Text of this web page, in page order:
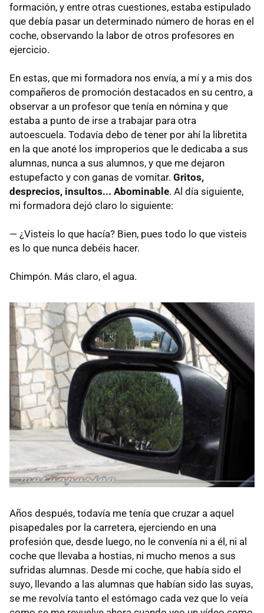
formación, y entre otras cuestiones, estaba estipulado
que debía pasar un determinado número de horas en el
coche, observando la labor de otros profesores en
ejercicio.
En estas, que mi formadora nos envía, a mí y a mis dos
compañeros de promoción destacados en su centro, a
observar a un profesor que tenía en nómina y que
estaba a punto de irse a trabajar para otra
autoescuela. Todavía debo de tener por ahí la libretita
en la que anoté los improperios que le dedicaba a sus
alumnas, nunca a sus alumnos, y que me dejaron
estupefacto y con ganas de vomitar. Gritos,
desprecios, insultos... Abominable. Al día siguiente,
mi formadora dejó claro lo siguiente:
— ¿Visteis lo que hacía? Bien, pues todo lo que visteis
es lo que nunca debéis hacer.
Chimpón. Más claro, el agua.
Años después, todavía me tenía que cruzar a aquel
pisapedales por la carretera, ejerciendo en una
profesión que, desde luego, no le convenía ni a él, ni al
coche que llevaba a hostias, ni mucho menos a sus
sufridas alumnas. Desde mi coche, que había sido el
suyo, llevando a las alumnas que habían sido las suyas,
se me revolvía tanto el estómago cada vez que lo veía